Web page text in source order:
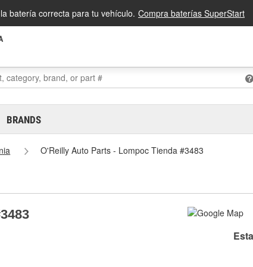
batería correcta para tu vehículo. Compra baterías SuperStart
BRANDS
O'Reilly Auto Parts - Lompoc Tienda #3483